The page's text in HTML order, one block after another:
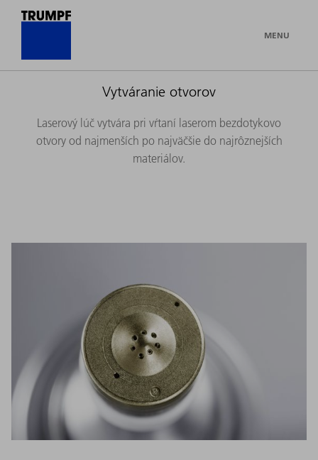
MENU
Vytváranie otvorov
Laserový lúč vytvára pri vŕtaní laserom bezdotykovo
otvory od najmenších po najväčšie do najrôznejších
materiálov.